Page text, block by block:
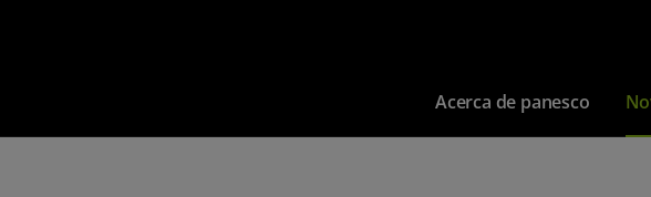
Acerca de panesco